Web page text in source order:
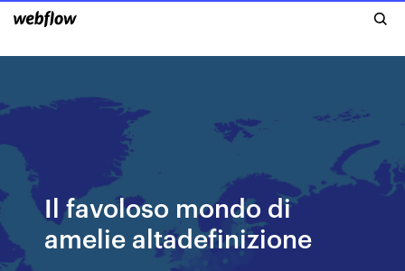
Il favoloso mondo di
amelie altadefinizione